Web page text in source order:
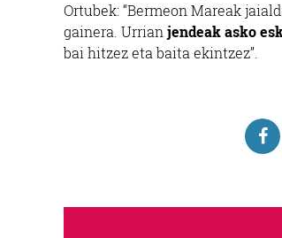
Ortubek: “Bermeon Mareak
gainera. Urrianjendeak asko
bai hitzez eta baita ekintzez”.